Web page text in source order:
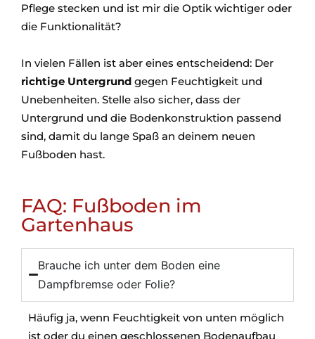
Pflege stecken und ist mir die Optik wichtiger oder
die Funktionalität?
In vielen Fällen ist aber eines entscheidend: Der
richtige Untergrund gegen Feuchtigkeit und
Unebenheiten. Stelle also sicher, dass der
Untergrund und die Bodenkonstruktion passend
sind, damit du lange Spaß an deinem neuen
Fußboden hast.
FAQ: Fußboden im
Gartenhaus
Brauche ich unter dem Boden eine
Dampfbremse oder Folie?
Häufig ja, wenn Feuchtigkeit von unten möglich
ist oder du einen geschlossenen Bodenaufbau